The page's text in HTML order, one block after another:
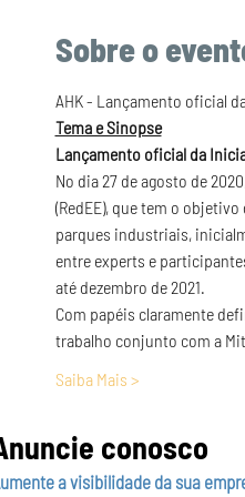
Sobre o
AHK - Lançamento oficial
Tema e Sinopse
Lançamento oficial da
No dia 27 de agosto de
(RedEE), que tem o
parques industriais,
entre experts e
até dezembro de 2021.
Com papéis claramente
trabalho conjunto com a
Saiba Mais >
conosco
a visibilidade da sua